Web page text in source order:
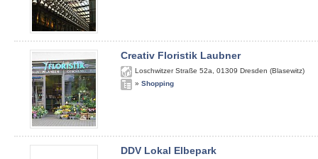
Creativ Floristik Laubner
Loschwitzer Straße 52a 01309 Dresden (Blasewitz)
» Shopping
DDV Lokal Elbepark